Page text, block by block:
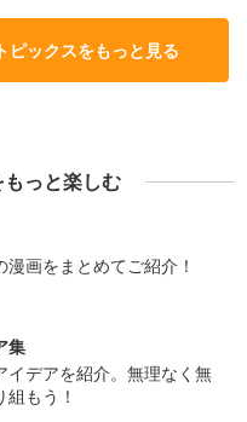
ピックスをもっと見る
っと楽しむ
画をまとめてご紹介！
集
イデアを紹介。無理なく無
もう！